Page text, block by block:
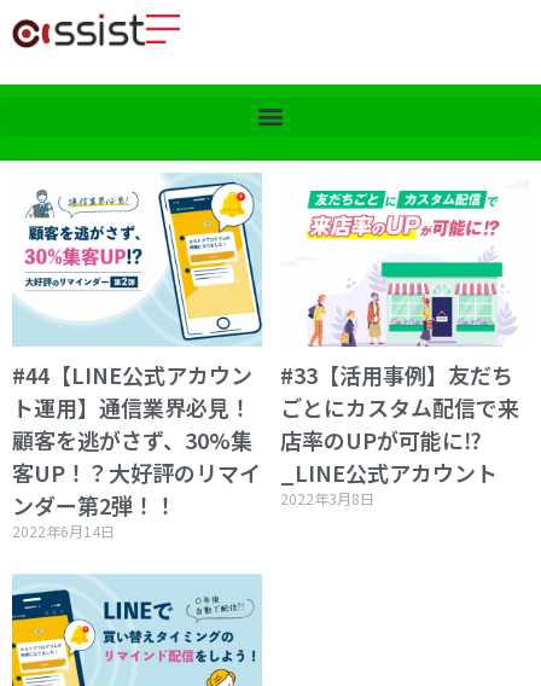
#44【LINE公式アカウン
ト運用】通信業界必見！
顧客を逃がさず、30%集
客UP！？大好評のリマイ
ンダー第2弾！！
2022年6月14日
#33【活用事例】友だち
ごとにカスタム配信で来
店率のUPが可能に⁉
_LINE公式アカウント
2022年3月8日